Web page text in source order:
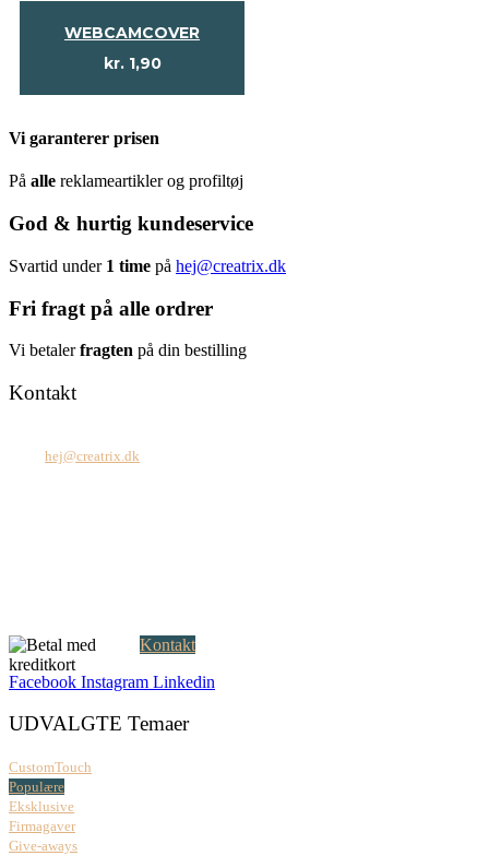
WEBCAMCOVER
kr.1,90
Vi garanterer prisen
På alle reklameartikler og profiltøj
God & hurtig kundeservice
Svartid under 1 time på hej@creatrix.dk
Fri fragt på alle ordrer
Vi betalerfragten på din bestilling
Kontakt
hej@creatrix.dk
Kontakt
Facebook Instagram Linkedin
UDVALGTE Temaer
CustomTouch
Populære
Eksklusive
Firmagaver
Give-aways